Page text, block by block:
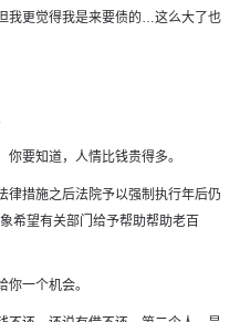
我更觉得我是来要债的…这么大了也
要知道，人情比钱贵得多。
律措施之后法院予以强制执行年后仍
希望有关部门给予帮助帮助老百
一个机会。